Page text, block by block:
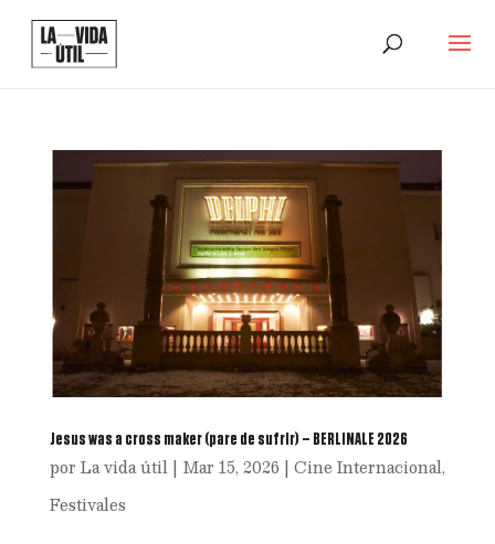
Jesus was a cross maker (pare de sufrir) – BERLINALE 2026
por La vida útil| Mar 15, 2026 | Cine Internacional,
Festivales